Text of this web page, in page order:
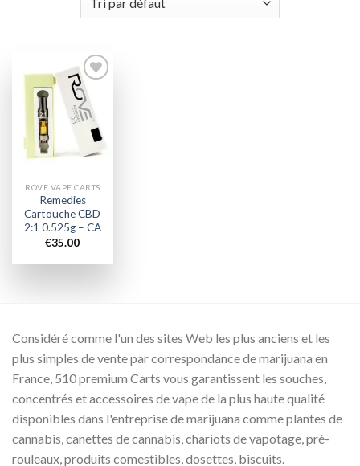
Add to
wishlist
ROVE VAPE CARTS
Remedies
Cartouche CBD
2:1 0.525g – CA
€35.00
Considéré comme l'un des sites Web les plus anciens et les
plus simples de vente par correspondance de marijuana en
France, 510 premium Carts vous garantissent les souches,
concentrés et accessoires de vape de la plus haute qualité
disponibles dans l'entreprise de marijuana comme plantes de
cannabis, canettes de cannabis, chariots de vapotage, pré-
rouleaux, produits comestibles, dosettes, biscuits.